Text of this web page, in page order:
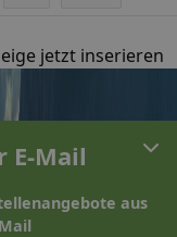
jetzt inserieren
E-Mail
aus